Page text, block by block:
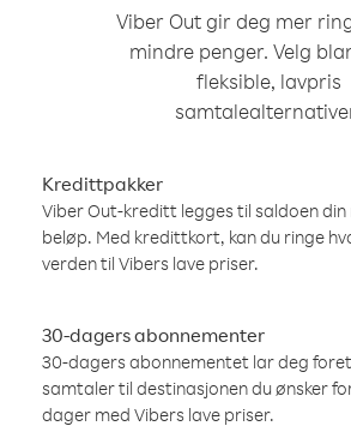
Viber Out gir deg mer
mindre penger. Velg
fleksible, lavpris
Kredittpakker
Viber Out-kreditt legges til saldoen
beløp. Med kredittkort, kan du ringe
verden til Vibers lave priser.
30-dagers abonnementer
30-dagers abonnementet lar deg
samtaler til destinasjonen du ønsker
dager med Vibers lave priser.